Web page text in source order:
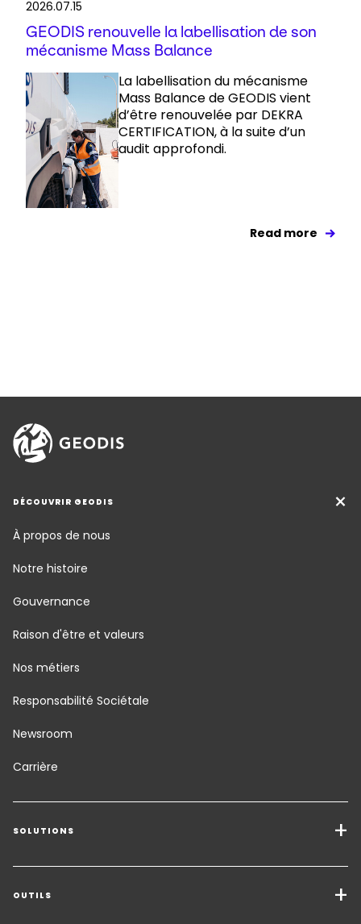
2026.07.15
GEODIS renouvelle la labellisation de son
mécanisme Mass Balance
La labellisation du mécanisme
Mass Balance de GEODIS vient
d’être renouvelée par DEKRA
CERTIFICATION, à la suite d’un
audit approfondi.
Read more
DÉCOUVRIR GEODIS
À propos de nous
Notre histoire
Gouvernance
Raison d'être et valeurs
Nos métiers
Responsabilité Sociétale
Newsroom
Carrière
SOLUTIONS
Transport Services
Solutions de Fret
OUTILS